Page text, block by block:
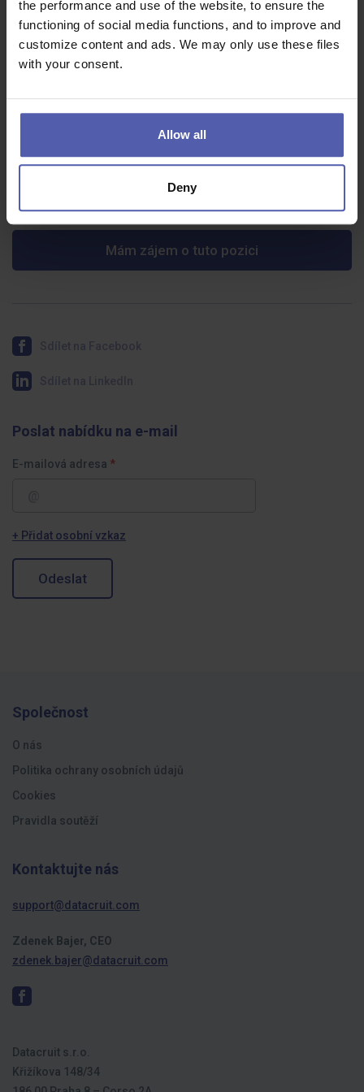
the performance and use of the website, to ensure the
functioning of social media functions, and to improve and
customize content and ads. We may only use these files
with your consent.
Allow all
Deny
nadštandartné lekárske prehliadky
vitamínové balíčky
vernostné
2 dni dodatkovej dovolenky navyše
Mám zájem o tuto pozici
Poslat nabídku na e-mail
E-mailová adresa
+ Přidat osobní vzkaz
Odeslat
Společnost
O nás
Politika ochrany osobních údajů
Cookies
Pravidla soutěží
Kontaktujte nás
support@datacruit.com
Zdenek Bajer, CEO
zdenek.bajer@datacruit.com
Datacruit s.r.o.
Křižíkova 148/34